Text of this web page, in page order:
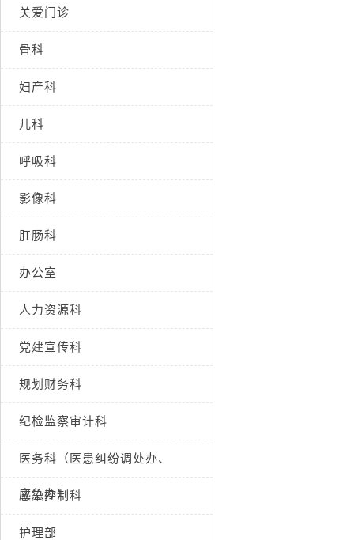
关爱门诊
骨科
妇产科
儿科
呼吸科
影像科
肛肠科
办公室
人力资源科
党建宣传科
规划财务科
纪检监察审计科
医务科（医患纠纷调处办、
应急办）
感染控制科
护理部